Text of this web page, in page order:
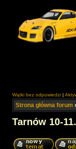
Wątki bez odpowiedzi |
Strona główna forum
Tarnów 10-